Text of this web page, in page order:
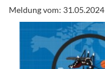
Meldung vom: 31.05.2024